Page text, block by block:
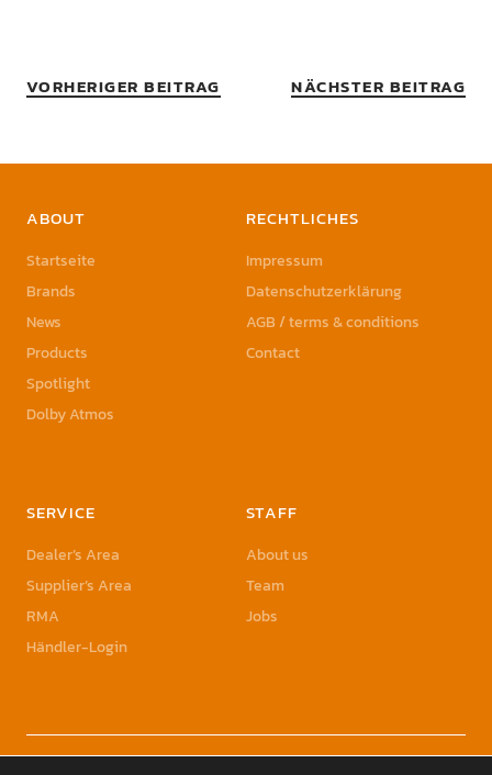
VORHERIGER BEITRAG NÄCHSTER BEITRAG
ABOUT
Startseite
Brands
News
Products
Spotlight
Dolby Atmos
RECHTLICHES
Impressum
Datenschutzerklärung
AGB / terms & conditions
Contact
SERVICE
Dealer’s Area
Supplier’s Area
RMA
Händler-Login
STAFF
About us
Team
Jobs